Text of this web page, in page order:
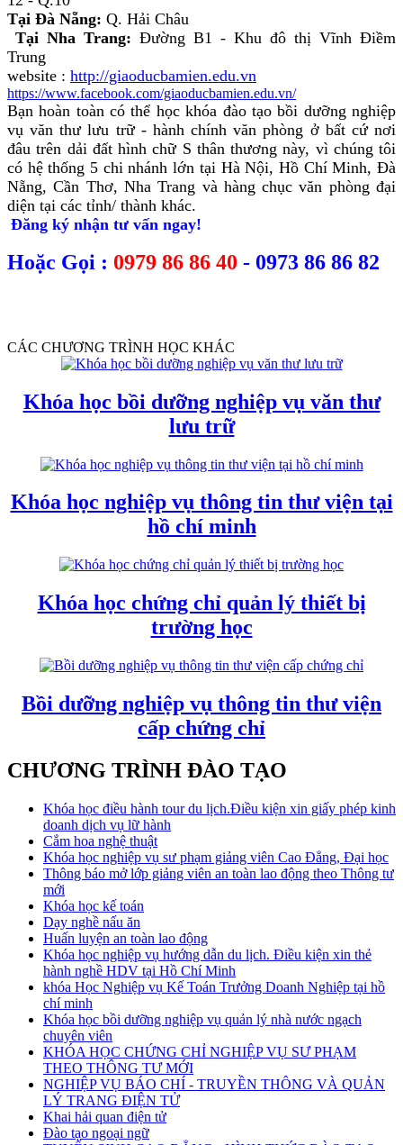
Tại Đà Nẵng: Q. Hải Châu
Tại Nha Trang: Đường B1 - Khu đô thị Vĩnh Điềm
Trung
website : http://giaoducbamien.edu.vn
https://www.facebook.com/giaoducbamien.edu.vn/
Bạn hoàn toàn có thể học khóa đào tạo bồi dưỡng nghiệp
vụ văn thư lưu trữ - hành chính văn phòng ở bất cứ nơi
đâu trên dải đất hình chữ S thân thương này, vì chúng tôi
có hệ thống 5 chi nhánh lớn tại Hà Nội, Hồ Chí Minh, Đà
Nẵng, Cần Thơ, Nha Trang và hàng chục văn phòng đại
diện tại các tỉnh/ thành khác.
Đăng ký nhận tư vấn ngay!
Hoặc Gọi : 0979 86 86 40 - 0973 86 86 82
CÁC CHƯƠNG TRÌNH HỌC KHÁC
Khóa học bồi dưỡng nghiệp vụ văn thư
lưu trữ
Khóa học nghiệp vụ thông tin thư viện tại
hồ chí minh
Khóa học chứng chỉ quản lý thiết bị
trường học
Bồi dưỡng nghiệp vụ thông tin thư viện
cấp chứng chỉ
CHƯƠNG TRÌNH ĐÀO TẠO
Khóa học điều hành tour du lịch.Điều kiện xin giấy phép kinh
doanh dịch vụ lữ hành
Cắm hoa nghệ thuật
Khóa học nghiệp vụ sư phạm giảng viên Cao Đẳng, Đại học
Thông báo mở lớp giảng viên an toàn lao động theo Thông tư
mới
Khóa học kế toán
Dạy nghề nấu ăn
Huấn luyện an toàn lao động
Khóa học nghiệp vụ hướng dẫn du lịch. Điều kiện xin thẻ
hành nghề HDV tại Hồ Chí Minh
khóa Học Nghiệp vụ Kế Toán Trưởng Doanh Nghiệp tại hồ
chí minh
Khóa học bồi dưỡng nghiệp vụ quản lý nhà nước ngạch
chuyên viên
KHÓA HỌC CHỨNG CHỈ NGHIỆP VỤ SƯ PHẠM
THEO THÔNG TƯ MỚI
NGHIỆP VỤ BÁO CHÍ - TRUYỀN THÔNG VÀ QUẢN
LÝ TRANG ĐIỆN TỬ
Khai hải quan điện tử
Đào tạo ngoại ngữ